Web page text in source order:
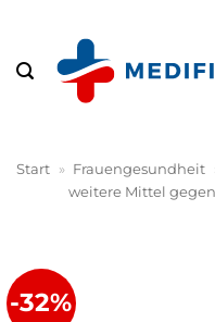
springen
Start » Frauengesundheit
weitere Mittel
-32%